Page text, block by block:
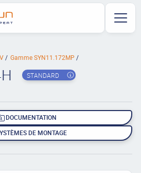
Gamme SYN11.172MP
STANDARD
DOCUMENTATION
DE MONTAGE